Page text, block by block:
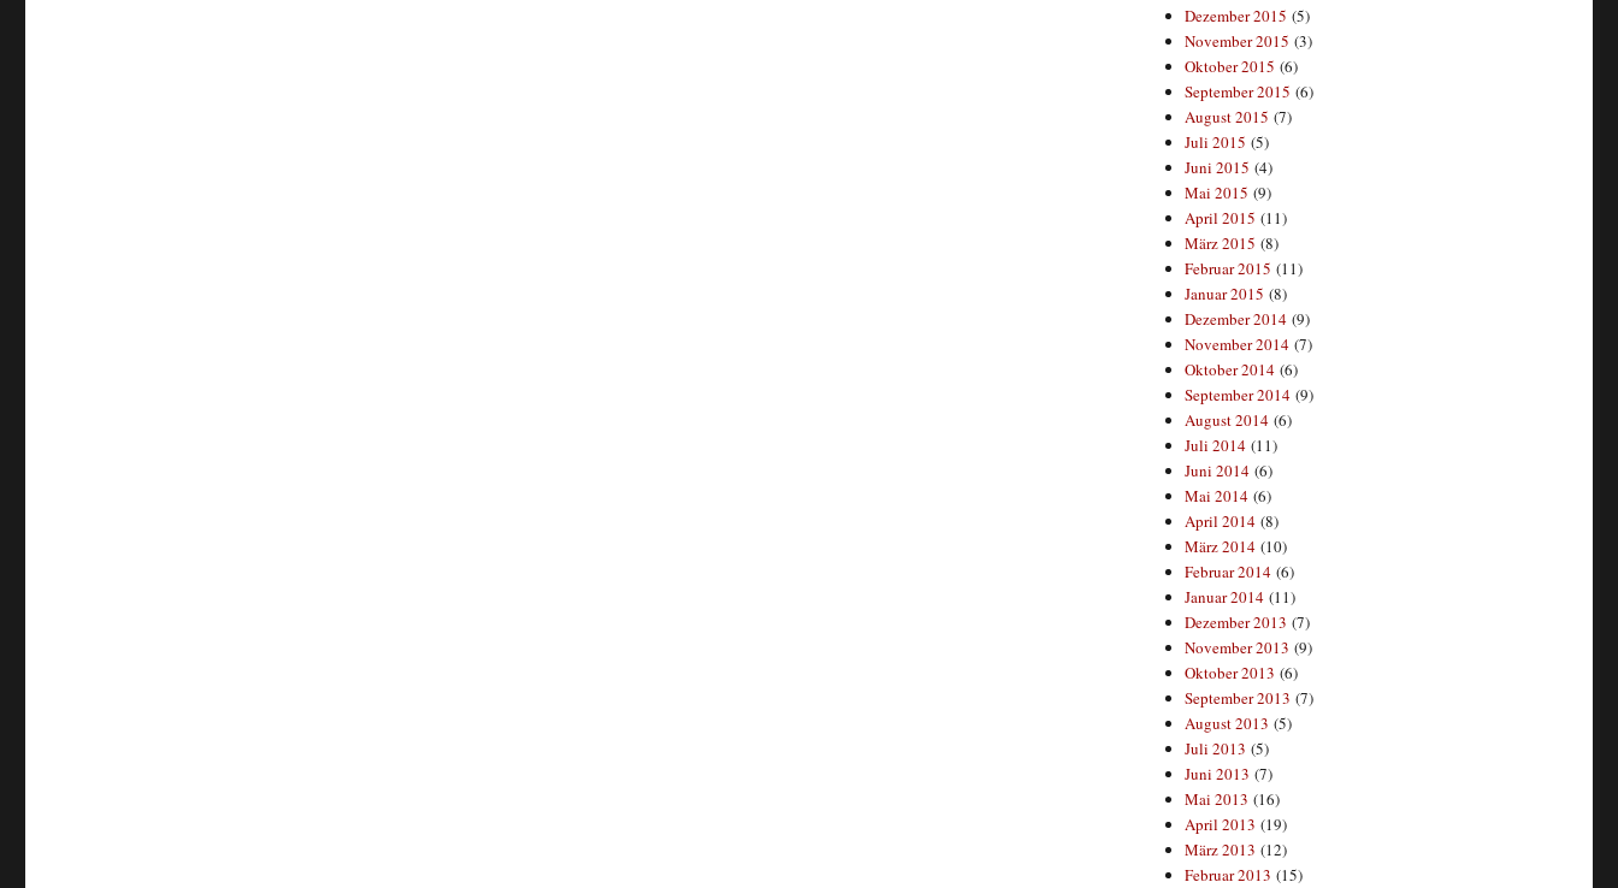
Dezember 2015 (5)
November 2015 (3)
Oktober 2015 (6)
September 2015 (6)
August 2015 (7)
Juli 2015 (5)
Juni 2015 (4)
Mai 2015 (9)
April 2015 (11)
März 2015 (8)
Februar 2015 (11)
Januar 2015 (8)
Dezember 2014 (9)
November 2014 (7)
Oktober 2014 (6)
September 2014 (9)
August 2014 (6)
Juli 2014 (11)
Juni 2014 (6)
Mai 2014 (6)
April 2014 (8)
März 2014 (10)
Februar 2014 (6)
Januar 2014 (11)
Dezember 2013 (7)
November 2013 (9)
Oktober 2013 (6)
September 2013 (7)
August 2013 (5)
Juli 2013 (5)
Juni 2013 (7)
Mai 2013 (16)
April 2013 (19)
März 2013 (12)
Februar 2013 (15)